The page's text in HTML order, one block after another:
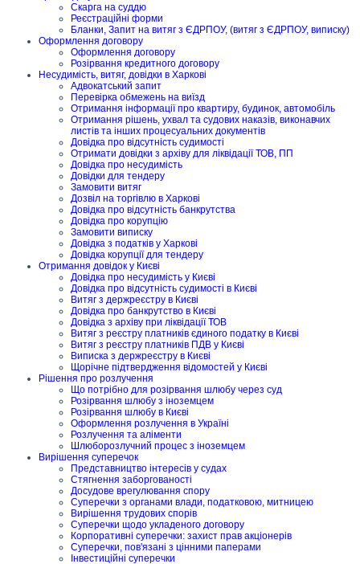
Скарга на суддю
Реєстраційні форми
Бланки, Запит на витяг з ЄДРПОУ, (витяг з ЄДРПОУ, виписку)
Оформлення договору
Оформлення договору
Розірвання кредитного договору
Несудимість, витяг, довідки в Харкові
Адвокатський запит
Перевірка обмежень на виїзд
Отримання інформації про квартиру, будинок, автомобіль
Отримання рішень, ухвал та судових наказів, виконавчих
листів та інших процесуальних документів
Довідка про відсутність судимості
Отримати довідки з архіву для ліквідації ТОВ, ПП
Довідка про несудимість
Довідки для тендеру
Замовити витяг
Дозвіл на торгівлю в Харкові
Довідка про відсутність банкрутства
Довідка про корупцію
Замовити виписку
Довідка з податків у Харкові
Довідка корупції для тендеру
Отримання довідок у Києві
Довідка про несудимість у Києві
Довідка про відсутність судимості в Києві
Витяг з держреєстру в Києві
Довідка про банкрутство в Києві
Довідка з архіву при ліквідації ТОВ
Витяг з реєстру платників єдиного податку в Києві
Витяг з реєстру платників ПДВ у Києві
Виписка з держреєстру в Києві
Щорічне підтвердження відомостей у Києві
Рішення про розлучення
Що потрібно для розірвання шлюбу через суд
Розірвання шлюбу з іноземцем
Розірвання шлюбу в Києві
Оформлення розлучення в Україні
Розлучення та аліменти
Шлюборозлучний процес з іноземцем
Вирішення суперечок
Представництво інтересів у судах
Стягнення заборгованості
Досудове врегулювання спору
Суперечки з органами влади, податковою, митницею
Вирішення трудових спорів
Суперечки щодо укладеного договору
Корпоративні суперечки: захист прав акціонерів
Суперечки, пов'язані з цінними паперами
Інвестиційні суперечки